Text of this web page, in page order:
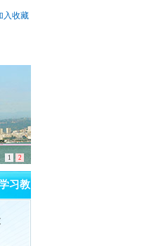
入收藏
1 2
习教